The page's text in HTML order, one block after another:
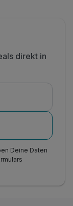
direkt in
Deine Daten